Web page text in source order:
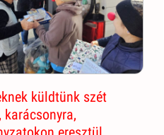
küldtünk szét
karácsonyra,